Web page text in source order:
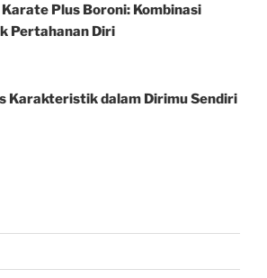
Plus Boroni: Kombinasi
Pertahanan Diri
Karakteristik dalam Dirimu Sendiri